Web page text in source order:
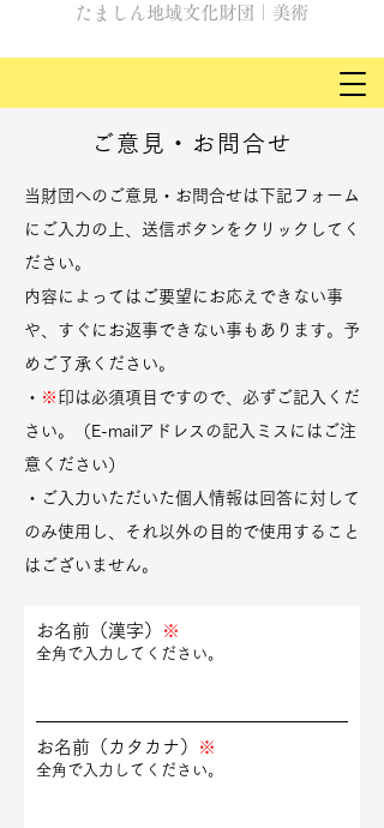
たましん地域文化財団｜美術
ご意見・お問合せ
当財団へのご意見・お問合せは下記フォーム
にご入力の上、送信ボタンをクリックしてく
ださい。
内容によってはご要望にお応えできない事
や、すぐにお返事できない事もあります。予
めご了承ください。
・ ※ 印は必須項目ですので、必ずご記入くだ
さい。（E-mailアドレスの記入ミスにはご注
意ください）
・ご入力いただいた個人情報は回答に対して
のみ使用し、それ以外の目的で使用すること
はございません。
お名前（漢字） ※
全角で入力してください。
お名前（カタカナ） ※
全角で入力してください。